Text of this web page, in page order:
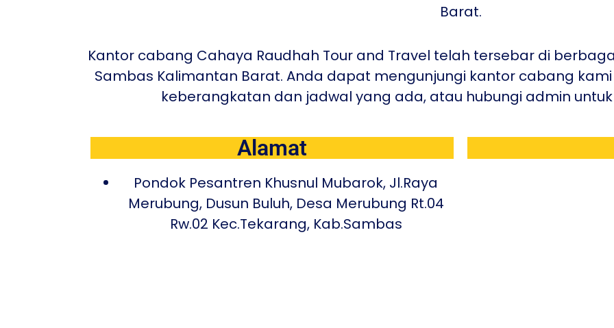
Barat.
Kantor cabang Cahaya Raudhah Tour and Travel telah tersebar di
Sambas Kalimantan Barat. Anda dapat mengunjungi kantor cabang
keberangkatan dan jadwal yang ada, atau hubungi admin
Alamat
Pondok Pesantren Khusnul Mubarok, Jl.Raya
Merubung, Dusun Buluh, Desa Merubung Rt.04
Rw.02 Kec.Tekarang, Kab.Sambas